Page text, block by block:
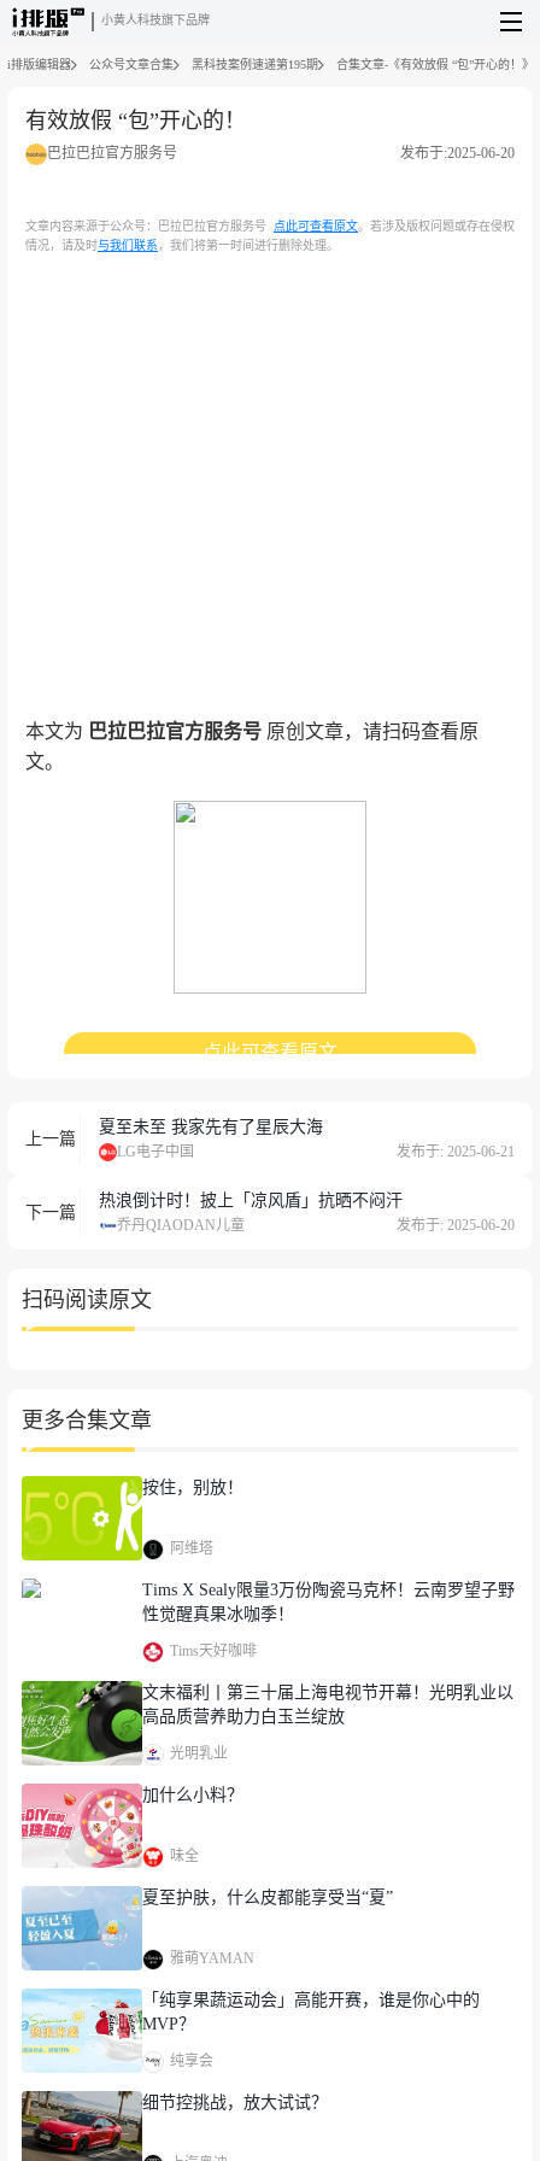
小黄人科技旗下品牌
i排版编辑器 公众号文章合集 黑科技案例速递第195期 合集文章-《有效放假 “包”开心的！》
有效放假 “包”开心的！
巴拉巴拉官方服务号 发布于:2025-06-20
文章内容来源于公众号：巴拉巴拉官方服务号 点此可查看原文。若涉及版权问题或存在侵权
情况，请及时与我们联系 ，我们将第一时间进行删除处理。
父亲节 | 藏不住了，炫“父”一下
本文为 巴拉巴拉官方服务号 原创文章，请扫码查看原
文。
点此可查看原文
上一篇
夏至未至 我家先有了星辰大海
LG电子中国 发布于: 2025-06-21
下一篇
热浪倒计时！披上「凉风盾」抗晒不闷汗
乔丹QIAODAN儿童 发布于: 2025-06-20
扫码阅读原文
更多合集文章
按住，别放！
阿维塔
Tims X Sealy限量3万份陶瓷马克杯！云南罗望子野
性觉醒真果冰咖季！
Tims天好咖啡
文末福利丨第三十届上海电视节开幕！光明乳业以
高品质营养助力白玉兰绽放
光明乳业
加什么小料？
味全
夏至护肤，什么皮都能享受当“夏”
雅萌YAMAN
「纯享果蔬运动会」高能开赛，谁是你心中的
MVP？
纯享会
细节控挑战，放大试试？